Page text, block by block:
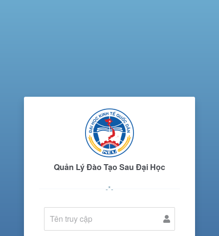
Quản Lý Đào Tạo Sau Đại Học
-*-
Tên truy cập